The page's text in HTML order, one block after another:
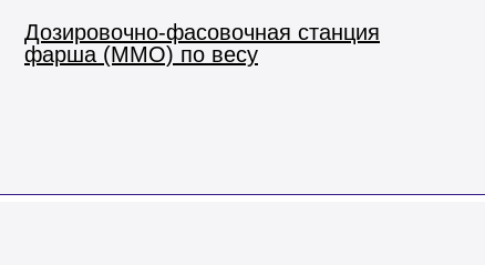
Дозировочно-фасовочная станция
фарша (ММО) по весу